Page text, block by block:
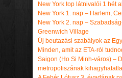
New York top látnivalói 1 hét
New York 1. nap – Harlem,
New York 2. nap –
Greenwich Village
Új beutazási szabályok az
Minden, amit az ETA-ról
Saigon (Ho Si Minh-város) –
metropoliszának